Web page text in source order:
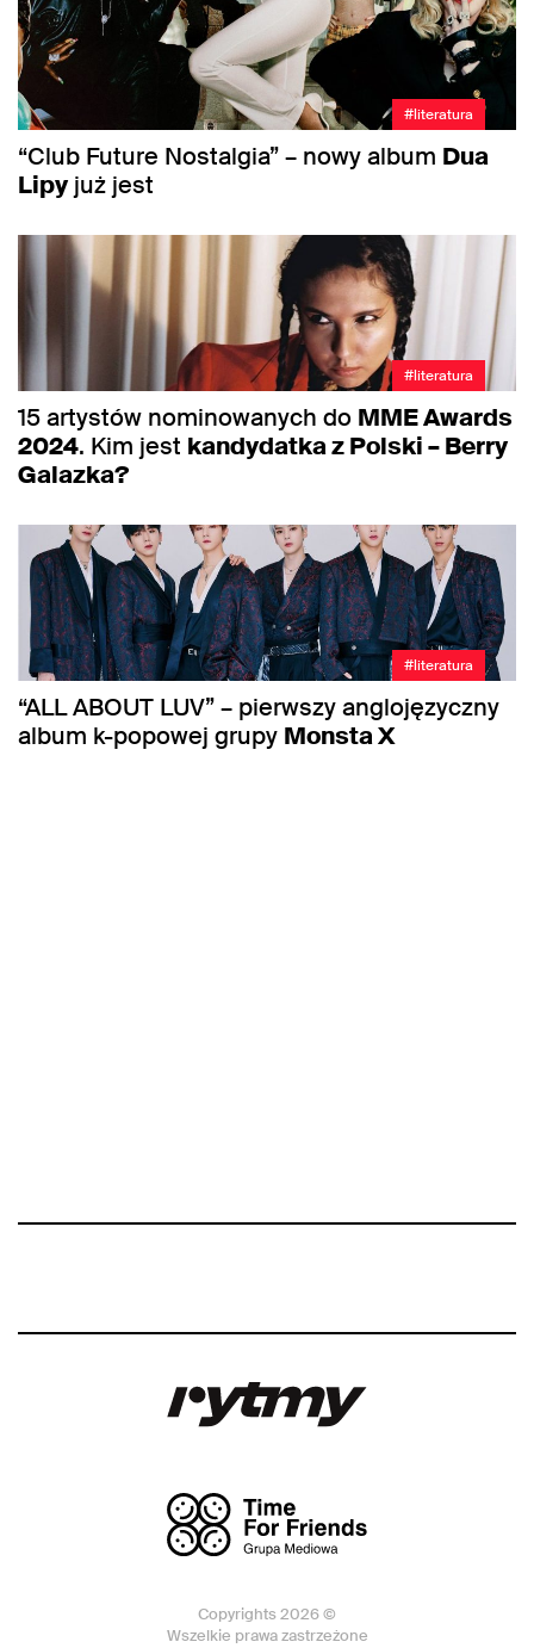
#literatura
“Club Future Nostalgia” – nowy album Dua
Lipy już jest
#literatura
15 artystów nominowanych do MME Awards
2024. Kim jest kandydatka z Polski – Berry
Galazka?
#literatura
“ALL ABOUT LUV” – pierwszy anglojęzyczny
album k-popowej grupy Monsta X
Copyrights 2026 ©
Wszelkie prawa zastrzeżone